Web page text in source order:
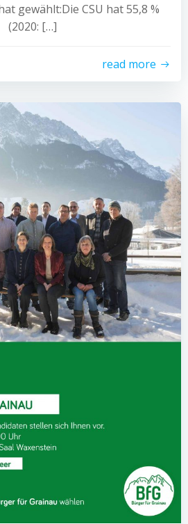
gewählt:Die CSU hat 55,8 %
(2020: […]
read more